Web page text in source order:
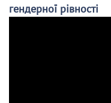
гендерної рівності